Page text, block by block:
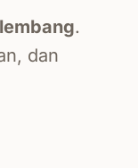
.
dan